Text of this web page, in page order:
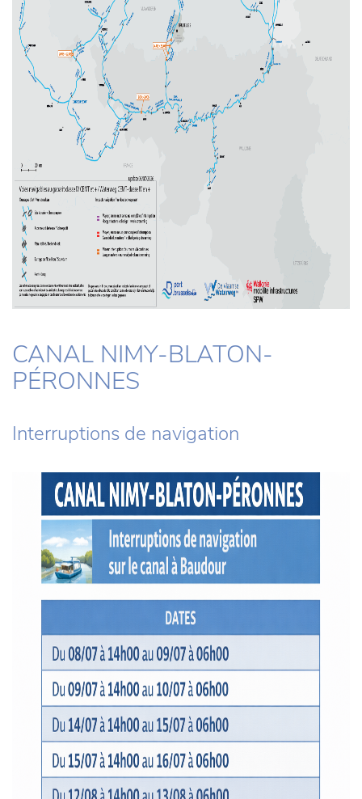
CANAL NIMY-BLATON-
PÉRONNES
Interruptions de navigation